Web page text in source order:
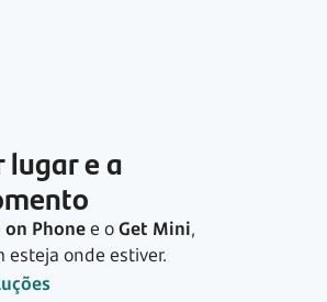
lugar e a
on Phonee oGet Mini,
onde estiver.